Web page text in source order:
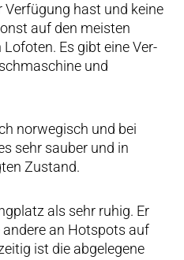
hast und keine
auf den meisten
Es gibt eine Ver-
und
norwegisch und bei
sehr sauber und in
Zustand.
als sehr ruhig. Er
an Hotspots auf
ist die abgelegene